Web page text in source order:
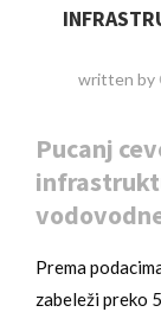
written by
Pucanj
Prema
zabeleži preko